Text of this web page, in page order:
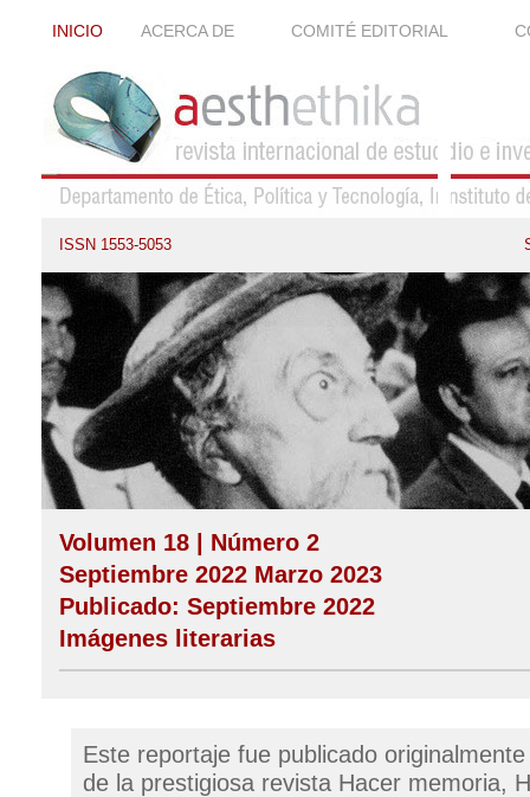
INICIO ACERCA DE COMITÉ EDITORIAL
ISSN 1553-5053
Volumen 18 | Número 2
Septiembre 2022 Marzo 2023
Publicado: Septiembre 2022
Imágenes literarias
Este reportaje fue publicado
de la prestigiosa revista Hacer memoria,